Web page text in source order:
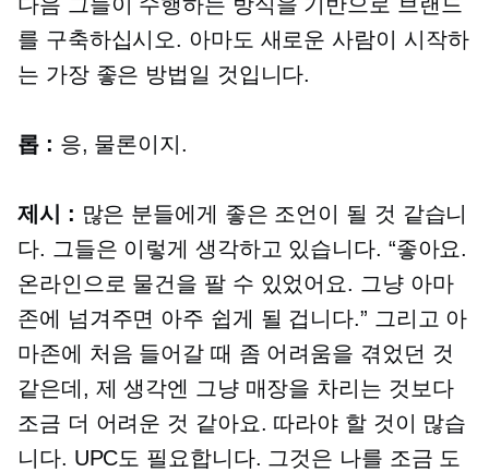
를 구축하십시오. 아마도 새로운 사람이 시작하
는 가장 좋은 방법일 것입니다.
롭 : 응, 물론이지.
제시 : 많은 분들에게 좋은 조언이 될 것 같습니
다. 그들은 이렇게 생각하고 있습니다. “좋아요.
온라인으로 물건을 팔 수 있었어요. 그냥 아마
존에 넘겨주면 아주 쉽게 될 겁니다.” 그리고 아
마존에 처음 들어갈 때 좀 어려움을 겪었던 것
같은데, 제 생각엔 그냥 매장을 차리는 것보다
조금 더 어려운 것 같아요. 따라야 할 것이 많습
니다. UPC도 필요합니다. 그것은 나를 조금 도